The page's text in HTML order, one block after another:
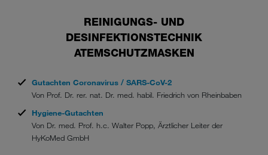
REINIGUNGS- UND
DESINFEKTIONSTECHNIK
ATEMSCHUTZMASKEN
Gutachten Coronavirus / SARS-CoV-2
Von Prof. Dr. rer. nat. Dr. med. habil. Friedrich von Rheinbaben
Hygiene-Gutachten
Von Dr. med. Prof. h.c. Walter Popp, Ärztlicher Leiter der
HyKoMed GmbH